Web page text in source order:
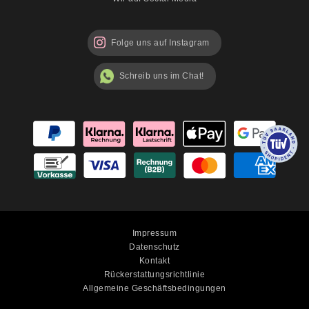
Folge uns auf Instagram
Schreib uns im Chat!
Impressum
Datenschutz
Kontakt
Rückerstattungsrichtlinie
Allgemeine Geschäftsbedingungen